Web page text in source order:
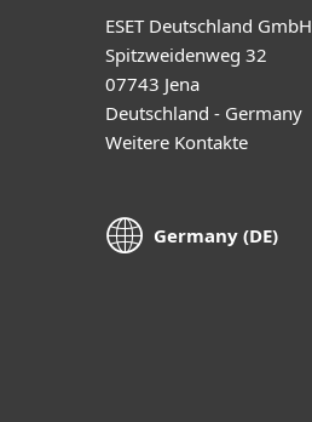
ESET Deutschland GmbH
Spitzweidenweg 32
07743 Jena
Deutschland - Germany
Weitere Kontakte
Germany (DE)